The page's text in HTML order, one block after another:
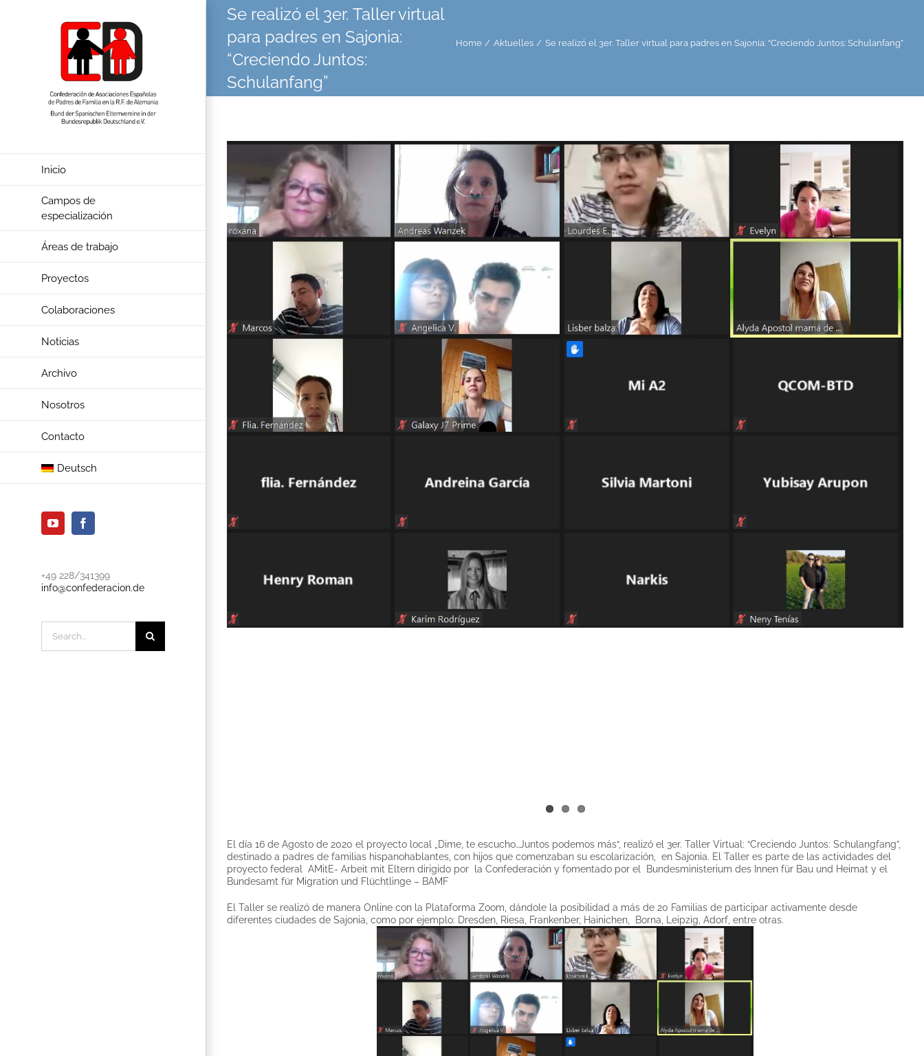
Inicio
Campos de
especialización
Áreas de trabajo
Proyectos
Colaboraciones
Noticias
Archivo
Nosotros
Contacto
Deutsch
YouTubeFacebook
+49 228/341399
info@confederacion.de
for:
Se realizó el 3er. Taller virtual
para padres en Sajonia:
“Creciendo Juntos:
Schulanfang”
Home Aktuelles Se realizó el 3er. Taller virtual para padres en Sajonia: “Creciendo Juntos: Schulanfang”
View
El día 16 de Agosto de 2020 el proyecto local „Dime, te escucho…Juntos podemos más“, realizó el 3er. Taller Virtual: “Creciendo Juntos: Schulangfang”,
destinado a padres de familias hispanohablantes, con hijos que comenzaban su escolarización, en Sajonia. El Taller es parte de las actividades del
proyecto federal AMitE- Arbeit mit Eltern dirigido por la Confederación y fomentado por el Bundesministerium des Innen für Bau und Heimat y el
Bundesamt für Migration und Flüchtlinge – BAMF
El Taller se realizó de manera Online con la Plataforma Zoom, dándole la posibilidad a más de 20 Familias de participar activamente desde
diferentes ciudades de Sajonia, como por ejemplo: Dresden, Riesa, Frankenber, Hainichen, Borna, Leipzig, Adorf, entre otras.